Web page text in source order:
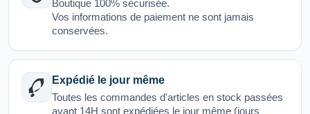
Boutique 100% sécurisée.
Vos informations de paiement ne sont jamais
conservées.
Expédié le jour même
Toutes les commandes d'articles en stock passées
avant 14H sont expédiées le jour même (jours